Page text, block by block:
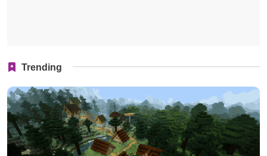
Trending